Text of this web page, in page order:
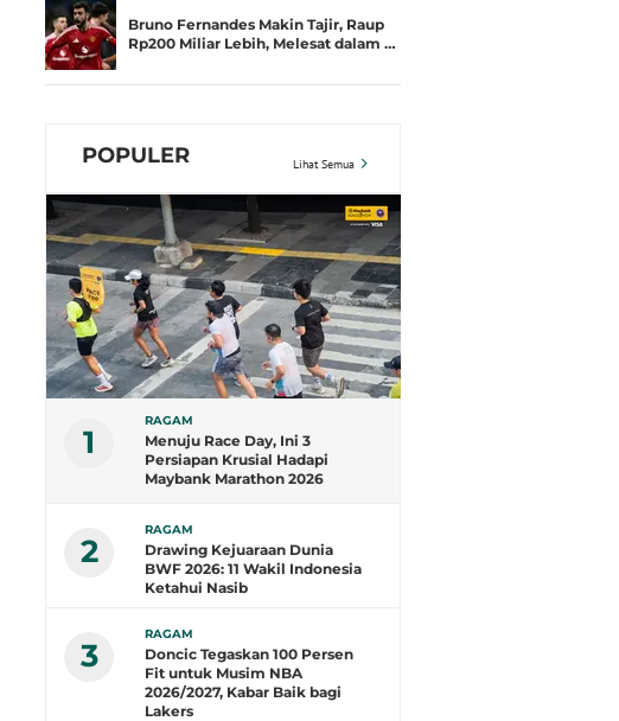
Bruno Fernandes Makin Tajir, Raup
Rp200 Miliar Lebih, Melesat dalam …
POPULER Lihat Semua
1
RAGAM
Menuju Race Day, Ini 3
Persiapan Krusial Hadapi
Maybank Marathon 2026
2
RAGAM
Drawing Kejuaraan Dunia
BWF 2026: 11 Wakil Indonesia
Ketahui Nasib
3
RAGAM
Doncic Tegaskan 100 Persen
Fit untuk Musim NBA
2026/2027, Kabar Baik bagi
Lakers